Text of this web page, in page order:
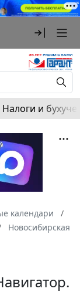
Налоги и
календари
Новосибирская